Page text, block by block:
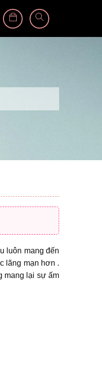
luôn mang đến
lãng mạn hơn .
mang lại sự ấm